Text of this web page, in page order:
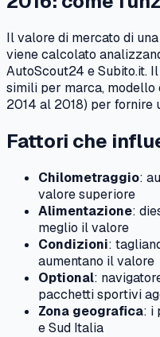
Il valore di mercato di una
viene calcolato
AutoScout24 e Subito.it.
simili per marca, modello
2014 al 2018) per fornire
Fattori che
Chilometraggio:
valore superiore
Alimentazione:
meglio il valore
Condizioni:
aumentano il valore
Optional:
pacchetti sportivi
Zona geografica: i
e Sud Italia